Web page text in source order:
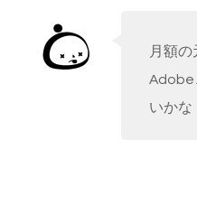
月額
Adobe
いかな